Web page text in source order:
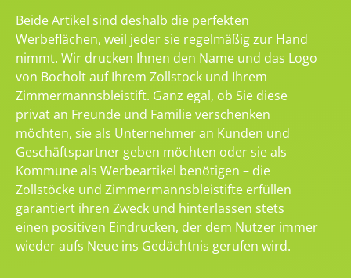
Beide Artikel sind deshalb die perfekten
Werbeflächen, weil jeder sie regelmäßig zur Hand
nimmt. Wir drucken Ihnen den Name und das Logo
von Bocholt auf Ihrem Zollstock und Ihrem
Zimmermannsbleistift. Ganz egal, ob Sie diese
privat an Freunde und Familie verschenken
möchten, sie als Unternehmer an Kunden und
Geschäftspartner geben möchten oder sie als
Kommune als Werbeartikel benötigen – die
Zollstöcke und Zimmermannsbleistifte erfüllen
garantiert ihren Zweck und hinterlassen stets
einen positiven Eindrucken, der dem Nutzer immer
wieder aufs Neue ins Gedächtnis gerufen wird.